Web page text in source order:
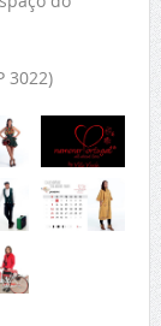
3022)